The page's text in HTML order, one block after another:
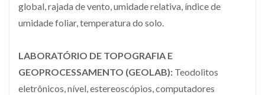
global, rajada de vento, umidade relativa, índice de
umidade foliar, temperatura do solo.
LABORATÓRIO DE TOPOGRAFIA E
GEOPROCESSAMENTO (GEOLAB): Teodolitos
eletrônicos, nível, estereoscópios, computadores